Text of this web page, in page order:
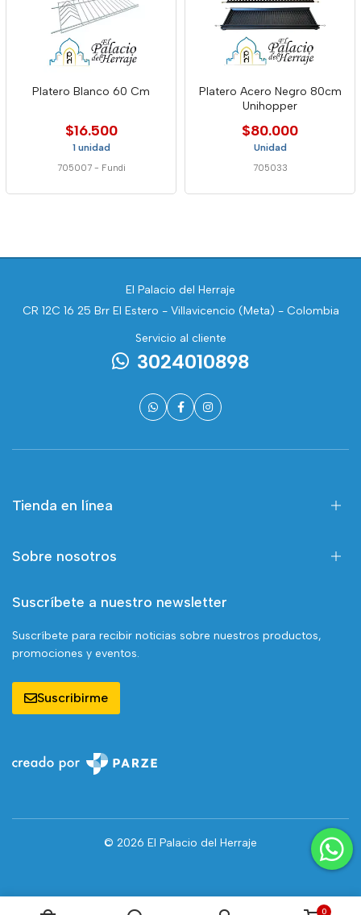
Platero Blanco 60 Cm
$16.500
1 unidad
705007 - Fundi
Platero Acero Negro 80cm
Unihopper
$80.000
Unidad
705033
El Palacio del Herraje
CR 12C 16 25 Brr El Estero - Villavicencio (Meta) - Colombia
Servicio al cliente
3024010898
Tienda en línea
Sobre nosotros
Suscríbete a nuestro newsletter
Suscríbete para recibir noticias sobre nuestros productos,
promociones y eventos.
Suscribirme
© 2026 El Palacio del Herraje
0